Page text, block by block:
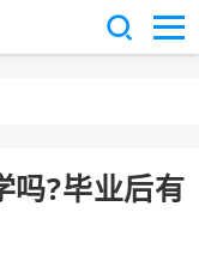
吗?毕业后有